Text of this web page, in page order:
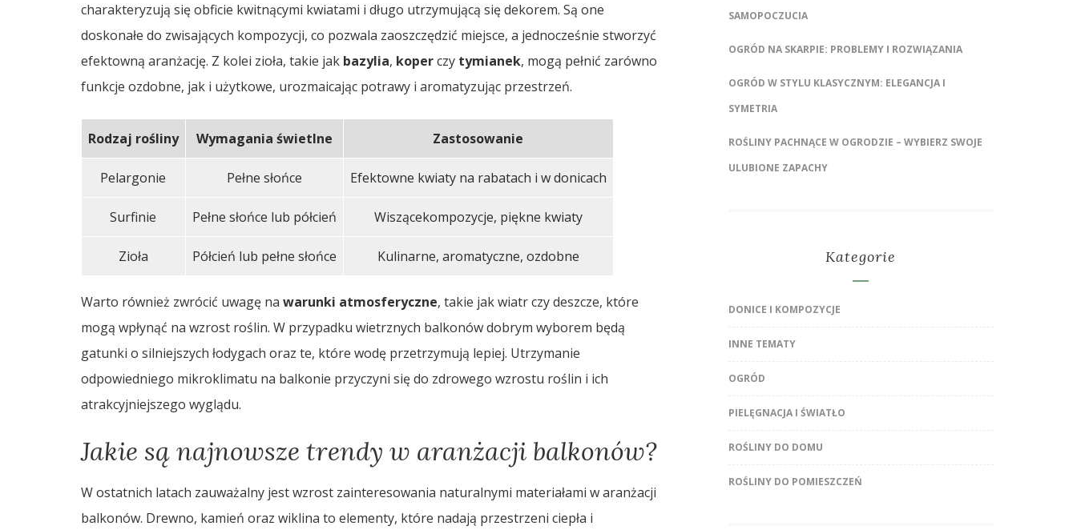
charakteryzują się obficie kwitnącymi kwiatami i długo utrzymującą się dekorem. Są one
doskonałe do zwisających kompozycji, co pozwala zaoszczędzić miejsce, a jednocześnie stworzyć
efektowną aranżację. Z kolei zioła, takie jak bazylia, koperczy tymianek, mogą pełnić zarówno
funkcje ozdobne, jak i użytkowe, urozmaicając potrawy i aromatyzując przestrzeń.
Rodzaj rośliny Wymagania świetlne Zastosowanie
Pelargonie Pełne słońce Efektowne kwiaty na rabatach i w donicach
Surfinie Pełne słońce lub półcień Wiszącekompozycje, piękne kwiaty
Zioła Półcień lub pełne słońce Kulinarne, aromatyczne, ozdobne
Warto również zwrócić uwagę na warunki atmosferyczne, takie jak wiatr czy deszcze, które
mogą wpłynąć na wzrost roślin. W przypadku wietrznych balkonów dobrym wyborem będą
gatunki o silniejszych łodygach oraz te, które wodę przetrzymują lepiej. Utrzymanie
odpowiedniego mikroklimatu na balkonie przyczyni się do zdrowego wzrostu roślin i ich
atrakcyjniejszego wyglądu.
Jakie są najnowsze trendy w aranżacji balkonów?
W ostatnich latach zauważalny jest wzrost zainteresowania naturalnymi materiałami w aranżacji
balkonów. Drewno, kamień oraz wiklina to elementy, które nadają przestrzeni ciepła i
SAMOPOCZUCIA
OGRÓD NA SKARPIE: PROBLEMY I ROZWIĄZANIA
OGRÓD W STYLU KLASYCZNYM: ELEGANCJA I
SYMETRIA
ROŚLINY PACHNĄCE W OGRODZIE – WYBIERZ SWOJE
ULUBIONE ZAPACHY
Kategorie
DONICE I KOMPOZYCJE
INNE TEMATY
OGRÓD
PIELĘGNACJA I ŚWIATŁO
ROŚLINY DO DOMU
ROŚLINY DO POMIESZCZEŃ